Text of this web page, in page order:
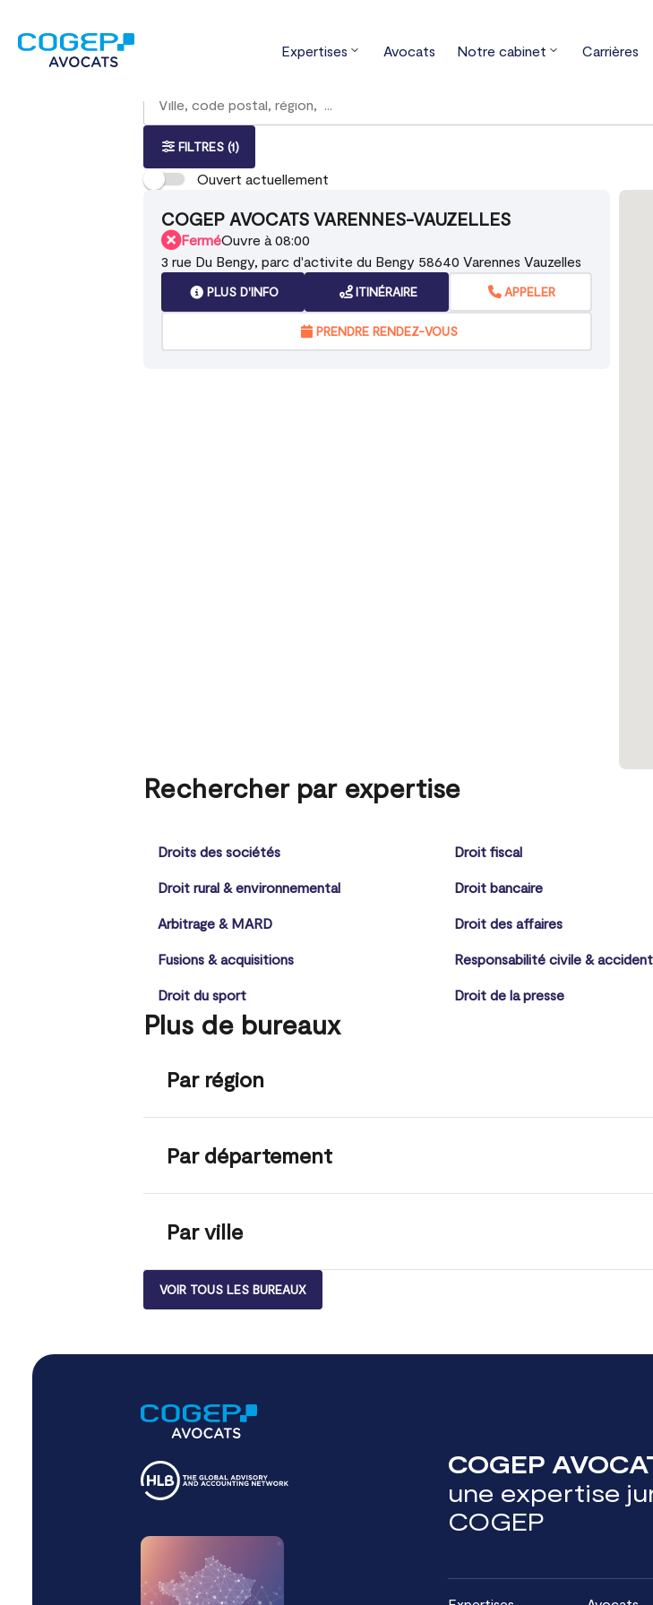
Expertises Avocats Notre cabinet Carrières
Trouver votre bureau Bourgogne-Franche-Comté Nièvre
renseigner
adresse
résultat(s)
trouvé(s)
FILTRES (1)
Ouvert actuellement
COGEP AVOCATS VARENNES-VAUZELLES
FerméOuvre à 08:00
3 rue Du Bengy, parc d'activite du Bengy 58640 Varennes Vauzelles
PLUS D'INFO ITINÉRAIRE APPELER
PRENDRE RENDEZ-VOUS
Rechercher par expertise
Droits des sociétés Droit fiscal
Droit rural & environnemental Droit bancaire
Arbitrage & MARD Droit des affaires
Fusions & acquisitions Responsabilité civile &
Droit du sport Droit de la presse
Plus de bureaux
Par région
Par département
Par ville
VOIR TOUS LES BUREAUX
COGEP
une expertise
COGEP